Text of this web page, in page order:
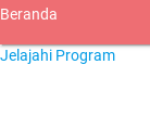
Beranda
Jelajahi Program